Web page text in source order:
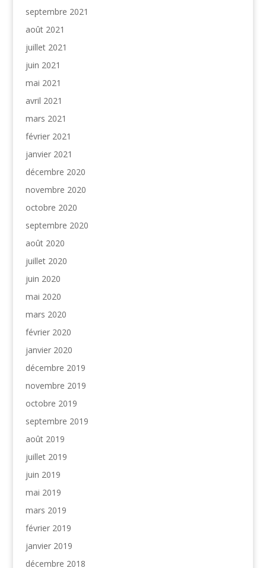
septembre 2021
août 2021
juillet 2021
juin 2021
mai 2021
avril 2021
mars 2021
février 2021
janvier 2021
décembre 2020
novembre 2020
octobre 2020
septembre 2020
août 2020
juillet 2020
juin 2020
mai 2020
mars 2020
février 2020
janvier 2020
décembre 2019
novembre 2019
octobre 2019
septembre 2019
août 2019
juillet 2019
juin 2019
mai 2019
mars 2019
février 2019
janvier 2019
décembre 2018